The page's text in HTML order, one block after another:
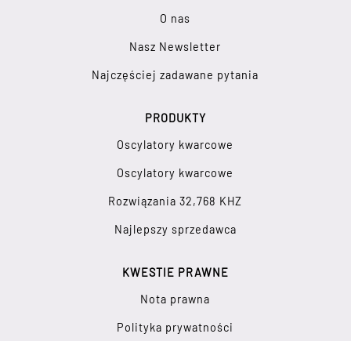
O nas
Nasz Newsletter
Najczęściej zadawane pytania
PRODUKTY
Oscylatory kwarcowe
Oscylatory kwarcowe
Rozwiązania 32,768 KHZ
Najlepszy sprzedawca
KWESTIE PRAWNE
Nota prawna
Polityka prywatności